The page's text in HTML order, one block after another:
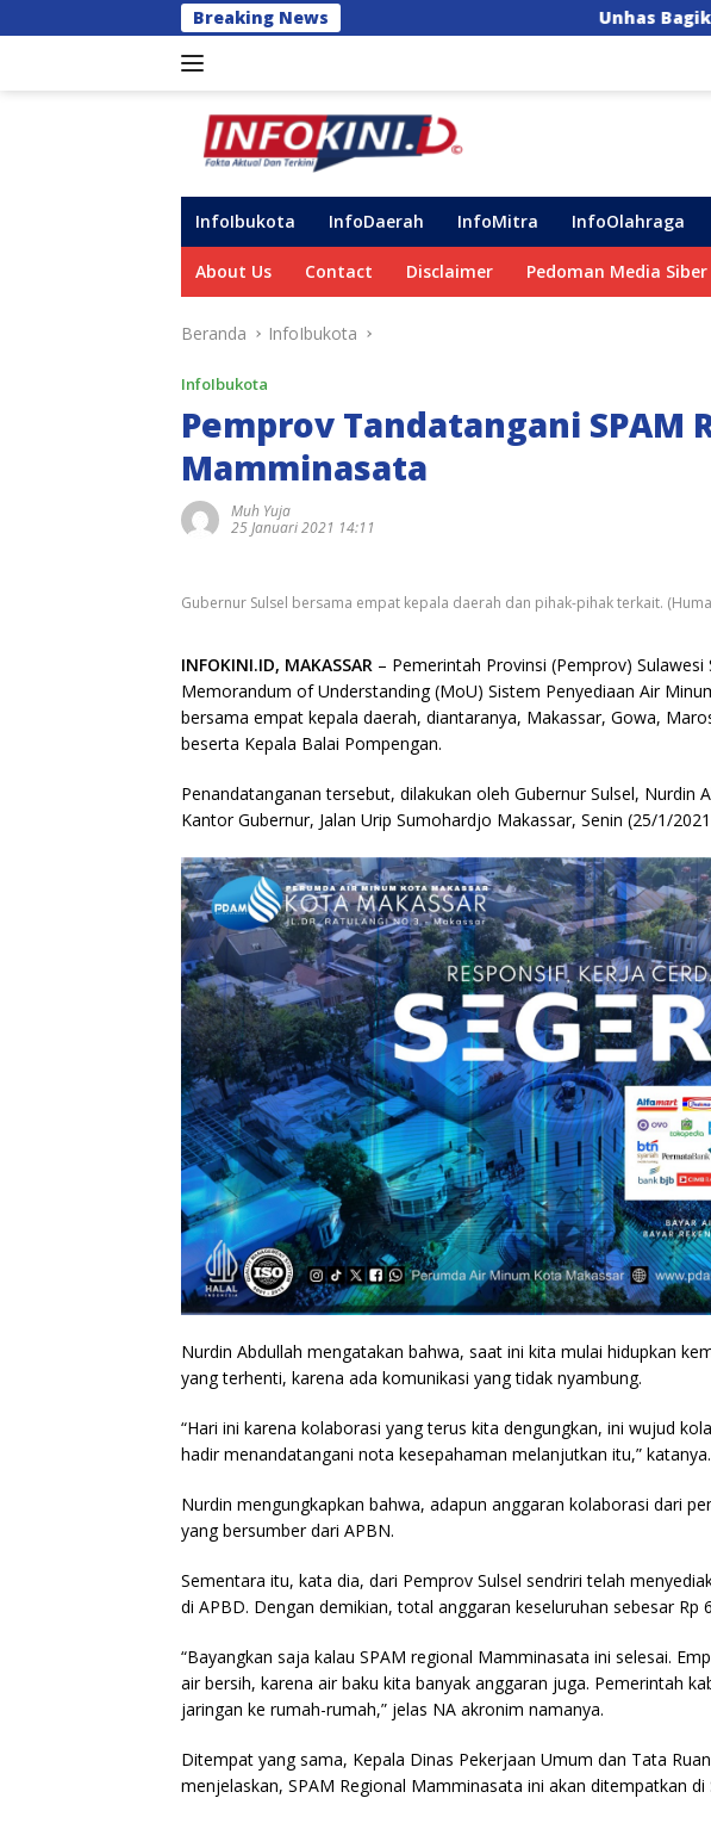
ke
Breaking News Unhas Bagikan 6.970 Almamater
InfoIbukota InfoDaerah InfoMitra InfoOlahraga
About Us Contact Disclaimer Pedoman Media Siber
Beranda InfoIbukota
InfoIbukota
Pemprov Tandatangani SPAM
Mamminasata
Muh Yuja
25 Januari 2021 14:11
Gubernur Sulsel bersama empat kepala daerah dan pihak-pihak terkait.
INFOKINI.ID, MAKASSAR – Pemerintah Provinsi (Pemprov)
Memorandum of Understanding (MoU) Sistem Penyediaan Air
bersama empat kepala daerah, diantaranya, Makassar, Gowa,
beserta Kepala Balai Pompengan.
Penandatanganan tersebut, dilakukan oleh Gubernur Sulsel, Nurdin
Kantor Gubernur, Jalan Urip Sumohardjo Makassar, Senin (25/1/
Nurdin Abdullah mengatakan bahwa, saat ini kita mulai hidupkan
yang terhenti, karena ada komunikasi yang tidak nyambung.
“Hari ini karena kolaborasi yang terus kita dengungkan, ini wujud
hadir menandatangani nota kesepahaman melanjutkan itu,” katanya.
Nurdin mengungkapkan bahwa, adapun anggaran kolaborasi dari
yang bersumber dari APBN.
Sementara itu, kata dia, dari Pemprov Sulsel sendriri telah
di APBD. Dengan demikian, total anggaran keseluruhan sebesar Rp
“Bayangkan saja kalau SPAM regional Mamminasata ini selesai.
air bersih, karena air baku kita banyak anggaran juga. Pemerintah
jaringan ke rumah-rumah,” jelas NA akronim namanya.
Ditempat yang sama, Kepala Dinas Pekerjaan Umum dan Tata
menjelaskan, SPAM Regional Mamminasata ini akan ditempatkan di